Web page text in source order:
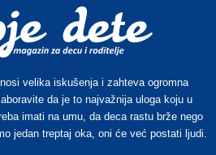
velika iskušenja i zahteva ogromna
da je to najvažnija uloga koju u
imati na umu, da deca rastu brže nego
jedan treptaj oka, oni će već postati ljudi.